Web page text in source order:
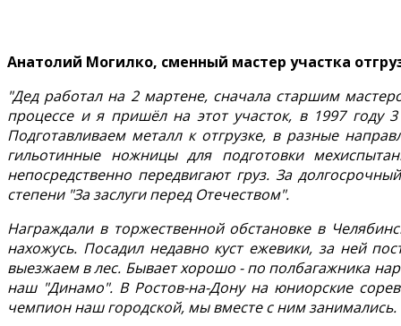
Анатолий Могилко, сменный мастер участка
"Дед работал на 2 мартене, сначала старшим
процессе и я пришёл на этот участок, в 1997
Подготавливаем металл к отгрузке, в разные
гильотинные ножницы для подготовки
непосредственно передвигают груз. За
степени "За заслуги перед Отечеством".
Награждали в торжественной обстановке в
нахожусь. Посадил недавно куст ежевики, за ней
выезжаем в лес. Бывает хорошо - по полбагажника
наш "Динамо". В Ростов-на-Дону на юниорские
чемпион наш городской, мы вместе с ним